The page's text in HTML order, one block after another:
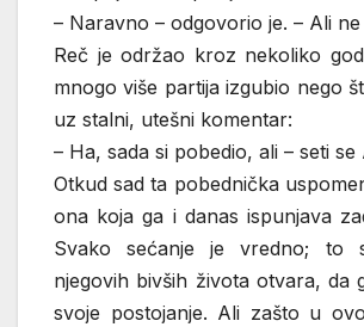
– Naravno – odgovorio je. – Ali ne
Reč je održao kroz nekoliko
mnogo više partija izgubio nego
uz stalni, utešni komentar:
– Ha, sada si pobedio, ali – seti se
Otkud sad ta pobednička
ona koja ga i danas ispunjava
Svako sećanje je vredno; to
njegovih bivših života otvara, da
svoje postojanje. Ali zašto u